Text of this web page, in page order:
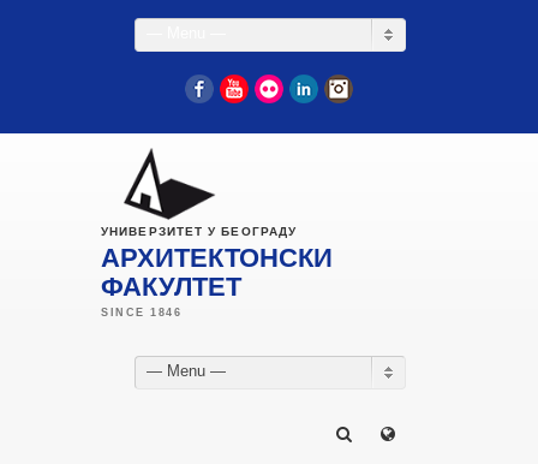
FacebookYouTube
Flickr LinkedIn
УНИВЕРЗИТЕТ У БЕОГРАДУ
АРХИТЕКТОНСКИ
ФАКУЛТЕТ
— Menu —